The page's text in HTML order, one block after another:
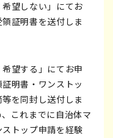
希望しない」にてお
証明書を送付しま
希望する」にてお申
明書・ワンストッ
を同封し送付しま
これまでに自治体マ
トップ申請を経験